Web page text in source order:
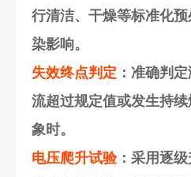
行清洁、干燥等标准化
染影响。
失效终点判定 ：准确判
流超过规定值或发生持
象时。
电压爬升试验：采用逐